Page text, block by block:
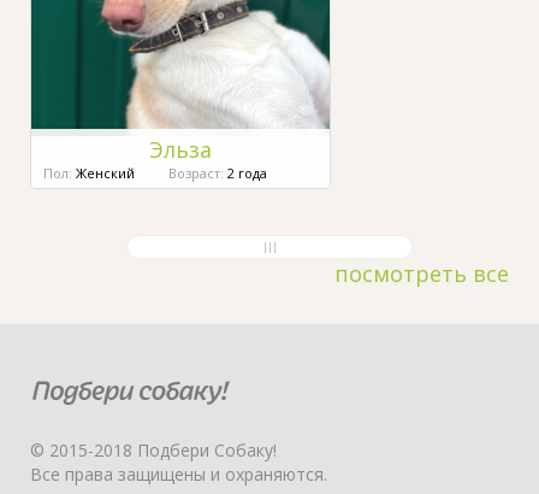
Эльза
Пол: Женский Возраст: 2 года
посмотреть все
© 2015-2018 Подбери Собаку!
Все права защищены и охраняются.